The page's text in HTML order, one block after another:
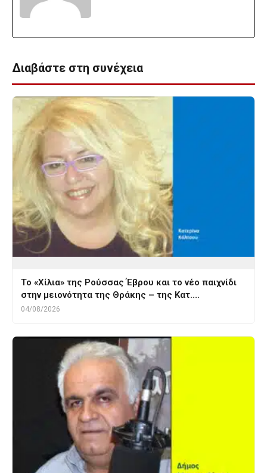
Διαβάστε στη συνέχεια
Το «Χίλια» της Ρούσσας Έβρου και το νέο παιχνίδι
στην μειονότητα της Θράκης – της Κατ.…
04/08/2026